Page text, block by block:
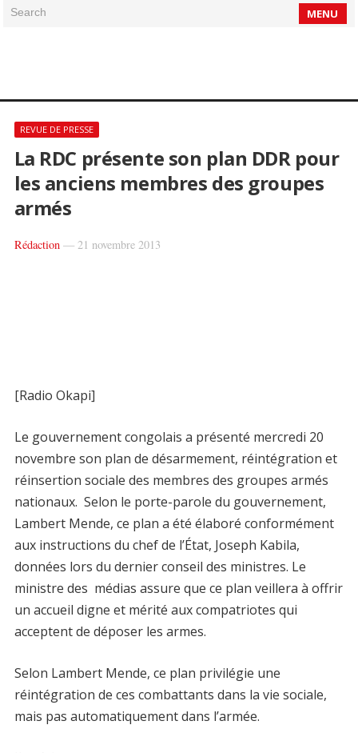
Search MENU
REVUE DE PRESSE
La RDC présente son plan DDR pour
les anciens membres des groupes
armés
Rédaction— 21 novembre 2013
[Radio Okapi]
Le gouvernement congolais a présenté mercredi 20
novembre son plan de désarmement, réintégration et
réinsertion sociale des membres des groupes armés
nationaux. Selon le porte-parole du gouvernement,
Lambert Mende, ce plan a été élaboré conformément
aux instructions du chef de l’État, Joseph Kabila,
données lors du dernier conseil des ministres. Le
ministre des médias assure que ce plan veillera à offrir
un accueil digne et mérité aux compatriotes qui
acceptent de déposer les armes.
Selon Lambert Mende, ce plan privilégie une
réintégration de ces combattants dans la vie sociale,
mais pas automatiquement dans l’armée.